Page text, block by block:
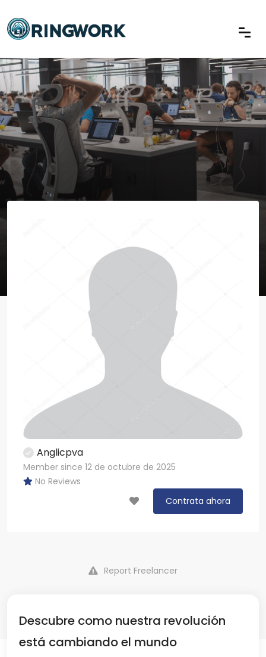
Anglicpva
Member since 12 de octubre de 2025
No Reviews
Contrata ahora
Report Freelancer
Descubre como nuestra revolución
está cambiando el mundo